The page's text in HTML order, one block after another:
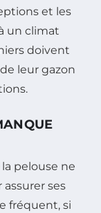
et les
un climat
doivent
leur gazon
pelouse ne
ses
fréquent, si